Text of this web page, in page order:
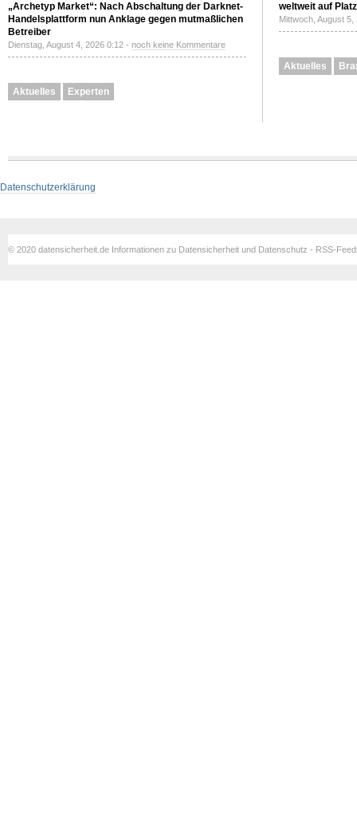
„Archetyp Market“: Nach Abschaltung der Darknet-
Handelsplattform nun Anklage gegen mutmaßlichen
Betreiber
Dienstag, August 4, 2026 0:12 - noch keine Kommentare
Aktuelles Experten
weltweit auf
Mittwoch, August
Aktuelles
Datenschutzerklärung
© 2020 datensicherheit.de Informationen zu Datensicherheit und Datenschutz - RSS-